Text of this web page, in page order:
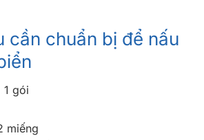
cần chuẩn bị để nấu
1 gói
miếng